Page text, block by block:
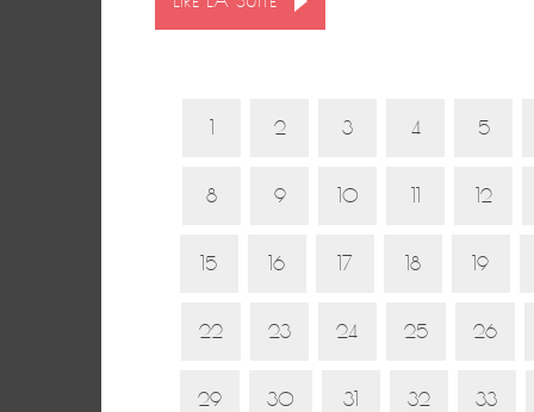
1 2 3 4 5
8 9 10 11 12
15 16 17 18 19
22 23 24 25 26
29 30 31 32 33